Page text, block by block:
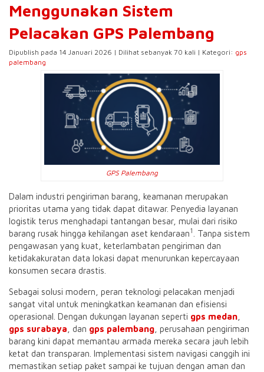
Menggunakan Sistem
Pelacakan GPS Palembang
Dipublish pada 14 Januari 2026 | Dilihat sebanyak 70 kali | Kategori: gps
palembang
GPS Palembang
Dalam industri pengiriman barang, keamanan merupakan
prioritas utama yang tidak dapat ditawar. Penyedia layanan
logistik terus menghadapi tantangan besar, mulai dari risiko
barang rusak hingga kehilangan aset kendaraan1
Tanpa sistem
pengawasan yang kuat, keterlambatan pengiriman dan
ketidakakuratan data lokasi dapat menurunkan kepercayaan
konsumen secara drastis
Sebagai solusi modern, peran teknologi pelacakan menjadi
sangat vital untuk meningkatkan keamanan dan efisiensi
operasional. Dengan dukungan layanan seperti gps medan
gps surabaya , dan gps palembang , perusahaan pengiriman
barang kini dapat memantau armada mereka secara jauh lebih
ketat dan transparan. Implementasi sistem navigasi canggih ini
memastikan setiap paket sampai ke tujuan dengan aman dan